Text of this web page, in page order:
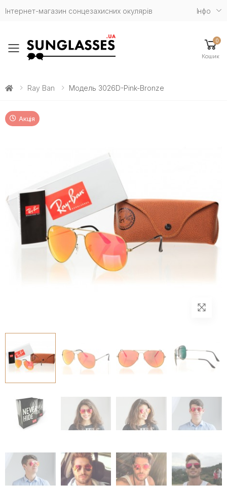
Інтернет-магазин сонцезахисних окулярів Iнфо
Toggle mobile menu
0
Кошик
Ray Ban Модель 3026D-Pink-Bronze
Акція